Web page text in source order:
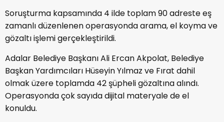
Soruşturma kapsamında 4 ilde toplam 90 adreste eş
zamanlı düzenlenen operasyonda arama, el koyma ve
gözaltı işlemi gerçekleştirildi.
Adalar Belediye Başkanı Ali Ercan Akpolat, Belediye
Başkan Yardımcıları Hüseyin Yılmaz ve Fırat dahil
olmak üzere toplamda 42 şüpheli gözaltına alındı.
Operasyonda çok sayıda dijital materyale de el
konuldu.